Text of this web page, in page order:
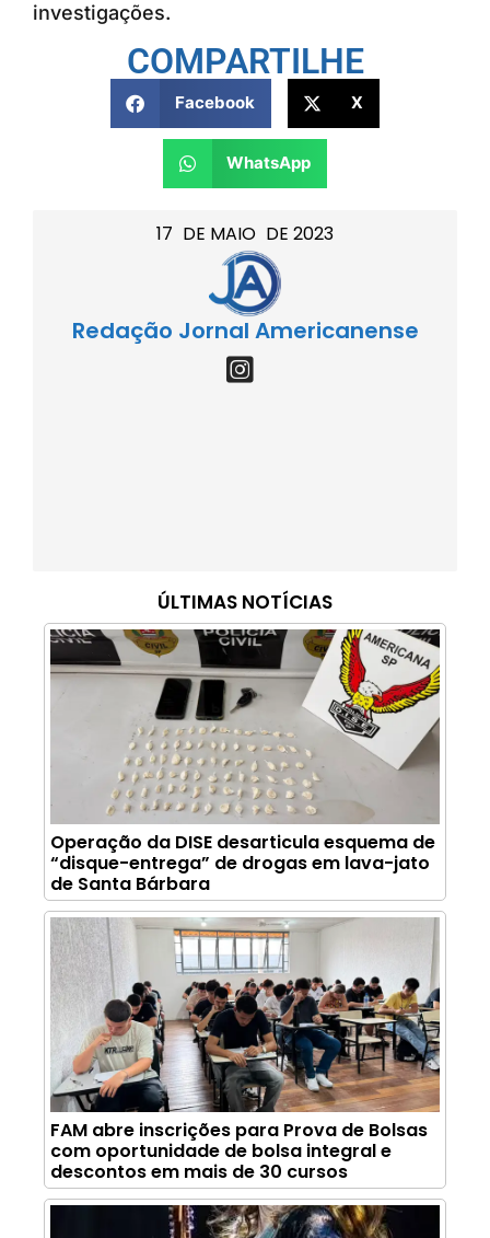
17 DE MAIO DE 2023
Redação Jornal Americanense
ÚLTIMAS NOTÍCIAS
Operação da DISE desarticula esquema de
“disque-entrega” de drogas em lava-jato
de Santa Bárbara
FAM abre inscrições para Prova de Bolsas
com oportunidade de bolsa integral e
descontos em mais de 30 cursos
investigações.
COMPARTILHE
Facebook X
WhatsApp